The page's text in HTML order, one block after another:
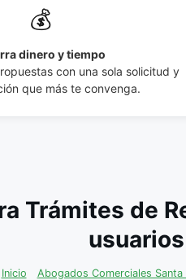
💰
dinero y tiempo
con una sola solicitud y
que más te convenga.
Trámites de
Inicio Abogados Comerciales Santa